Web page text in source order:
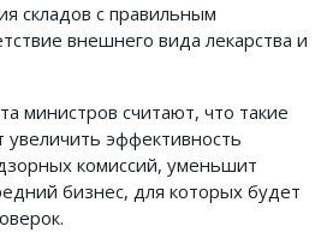
складов с правильным
внешнего вида лекарства и
министров считают, что такие
увеличить эффективность
комиссий, уменьшит
бизнес, для которых будет
74
РФ